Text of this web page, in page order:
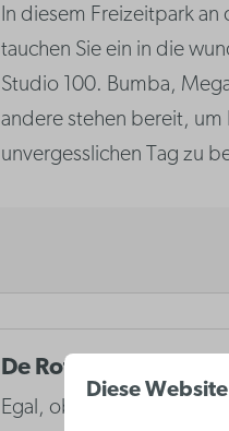
In diesem Freizeitpark an
tauchen Sie ein in die
Studio 100. Bumba,
andere stehen bereit, um
unvergesslichen Tag zu
De Rotonde
Egal, ob Sie Architektur
Diese